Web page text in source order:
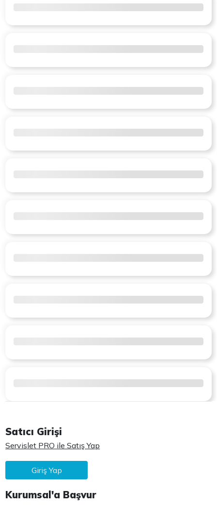
Satıcı Girişi
Servislet PRO ile Satış Yap
Giriş Yap
Kurumsal'a Başvur